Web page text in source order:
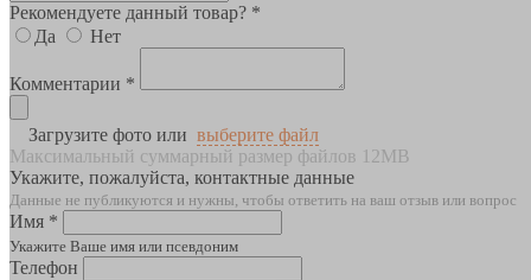
Рекомендуете данный товар? *
Да
Нет
Комментарии *
Загрузите фото или выберите файл
Максимальный суммарный размер файлов 12MB
Укажите, пожалуйста, контактные данные
Данные не публикуются и нужны, чтобы ответить на ваш отзыв или вопрос
Имя *
Укажите Ваше имя или псевдоним
Телефон